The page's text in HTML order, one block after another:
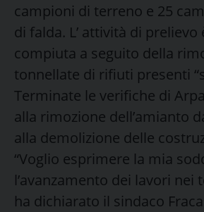
campioni di terreno e 25
di falda. L’ attività di prelievo
compiuta a seguito della
tonnellate di rifiuti presenti
Terminate le verifiche di
alla rimozione dell’amianto
alla demolizione delle
“Voglio esprimere la mia
l’avanzamento dei lavori nei
ha dichiarato il sindaco